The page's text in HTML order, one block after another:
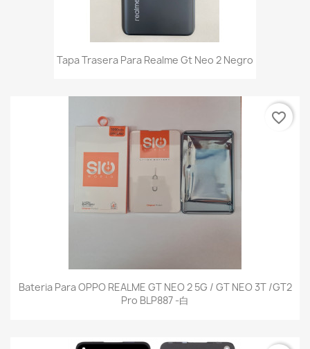
Tapa Trasera Para Realme Gt Neo 2 Negro
Bateria Para OPPO REALME GT NEO 2 5G / GT NEO 3T /GT2
Pro BLP887 -白
favorite_border